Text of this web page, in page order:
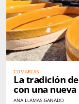
COMARCAS
La tradición
con una
ANA LLAMAS GANADO